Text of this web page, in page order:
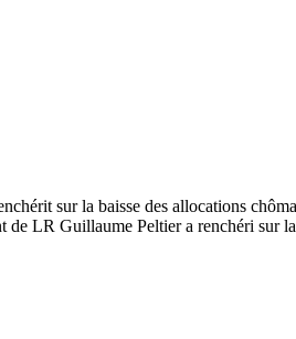
de LR Guillaume Peltier a renchéri sur